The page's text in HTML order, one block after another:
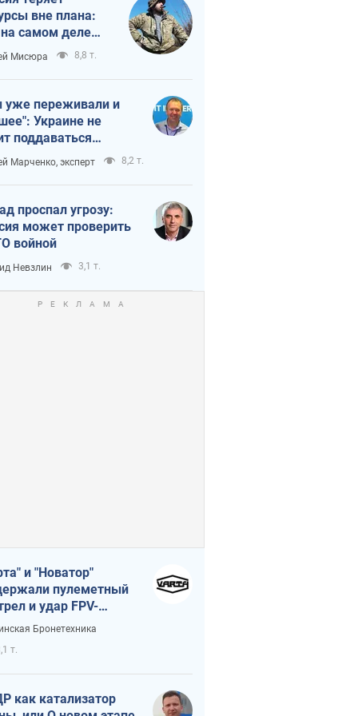
вне плана:
на самом деле
темп войны
Мисюра 8,8 т.
переживали и
Украине не
поддаваться
из-за
террора
Марченко, эксперт 8,2 т.
проспал угрозу:
может проверить
войной
Невзлин 3,1 т.
и "Новатор"
пулеметный
и удар FPV-
сохранив жизнь
Бронетехника
т.
как катализатор